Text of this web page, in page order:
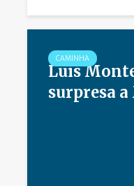
CAMINHA
Luís
surpresa a